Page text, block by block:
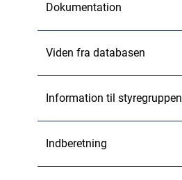
Dokumentation
Viden fra databasen
Information til styregruppen
Indberetning